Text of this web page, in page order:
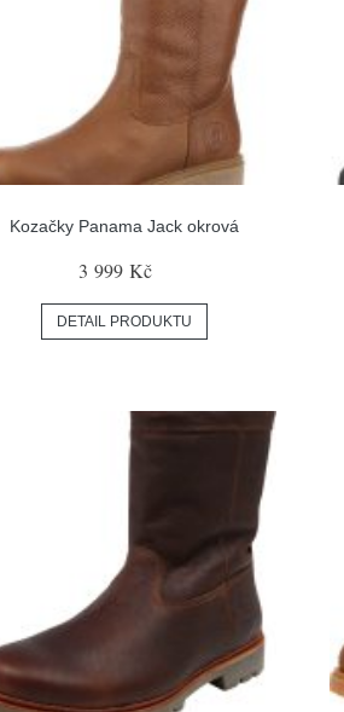
Kozačky Panama Jack okrová
3 999 Kč
DETAIL PRODUKTU